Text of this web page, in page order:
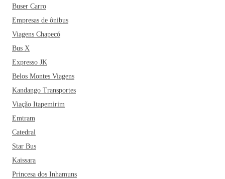
Buser Carro
Empresas de ônibus
Viagens Chapecó
Bus X
Expresso JK
Belos Montes Viagens
Kandango Transportes
Viação Itapemirim
Emtram
Catedral
Star Bus
Kaissara
Princesa dos Inhamuns